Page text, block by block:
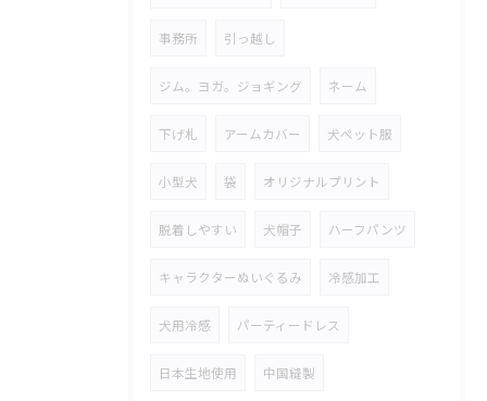
事務所 引っ越し
ジム。ヨガ。ジョギング ネーム
下げ札 アームカバー 犬ペット服
小型犬 袋 オリジナルプリント
脱着しやすい 犬帽子 ハーフパンツ
キャラクターぬいぐるみ 冷感加工
犬用冷感 パーティードレス
日本生地使用 中国縫製